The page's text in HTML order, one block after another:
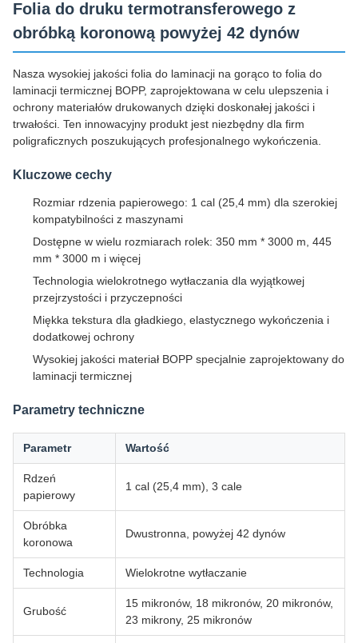
Folia do druku termotransferowego z
obróbką koronową powyżej 42 dynów
Nasza wysokiej jakości folia do laminacji na gorąco to folia do
laminacji termicznej BOPP, zaprojektowana w celu ulepszenia i
ochrony materiałów drukowanych dzięki doskonałej jakości i
trwałości. Ten innowacyjny produkt jest niezbędny dla firm
poligraficznych poszukujących profesjonalnego wykończenia.
Kluczowe cechy
Rozmiar rdzenia papierowego: 1 cal (25,4 mm) dla szerokiej
kompatybilności z maszynami
Dostępne w wielu rozmiarach rolek: 350 mm * 3000 m, 445
mm * 3000 m i więcej
Technologia wielokrotnego wytłaczania dla wyjątkowej
przejrzystości i przyczepności
Miękka tekstura dla gładkiego, elastycznego wykończenia i
dodatkowej ochrony
Wysokiej jakości materiał BOPP specjalnie zaprojektowany do
laminacji termicznej
Parametry techniczne
Parametr Wartość
Rdzeń
papierowy
1 cal (25,4 mm), 3 cale
Obróbka
koronowa
Dwustronna, powyżej 42 dynów
Technologia Wielokrotne wytłaczanie
Grubość
15 mikronów, 18 mikronów, 20 mikronów,
23 mikrony, 25 mikronów